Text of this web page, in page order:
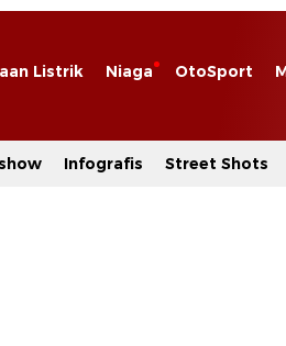
Listrik Niaga OtoSport
Infografis Street Shots